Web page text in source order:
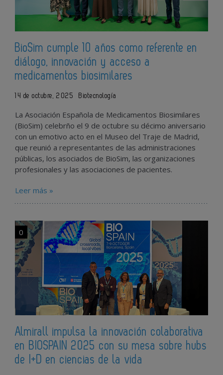
BioSim cumple 10 años como referente en
diálogo, innovación y acceso a
medicamentos biosimilares
14 de octubre, 2025 Biotecnología
La Asociación Española de Medicamentos Biosimilares
(BioSim) celebrño el 9 de octubre su décimo aniversario
con un emotivo acto en el Museo del Traje de Madrid,
que reunió a representantes de las administraciones
públicas, los asociados de BioSim, las organizaciones
profesionales y las asociaciones de pacientes.
Leer más »
0
Almirall impulsa la innovación colaborativa
en BIOSPAIN 2025 con su mesa sobre hubs
de I+D en ciencias de la vida